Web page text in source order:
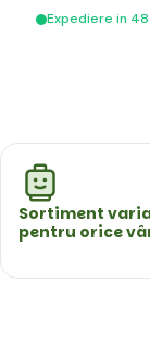
Expediere in
Sortiment
pentru orice